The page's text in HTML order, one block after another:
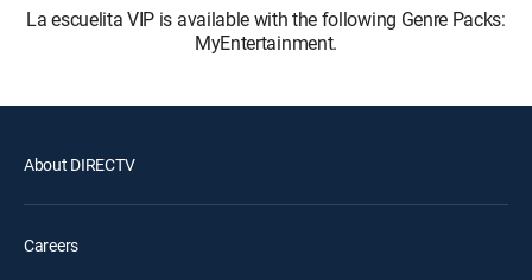
La escuelita VIP is available with the following Genre Packs:
MyEntertainment.
About DIRECTV
Careers